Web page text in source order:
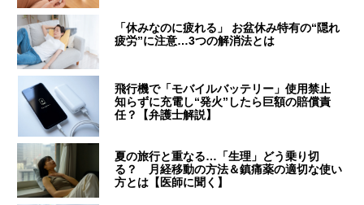
「休みなのに疲れる」 お盆休み特有の“隠れ
疲労”に注意…3つの解消法とは
飛行機で「モバイルバッテリー」使用禁止
知らずに充電し“発火”したら巨額の賠償責
任？【弁護士解説】
夏の旅行と重なる…「生理」どう乗り切
る？ 月経移動の方法＆鎮痛薬の適切な使い
方とは【医師に聞く】